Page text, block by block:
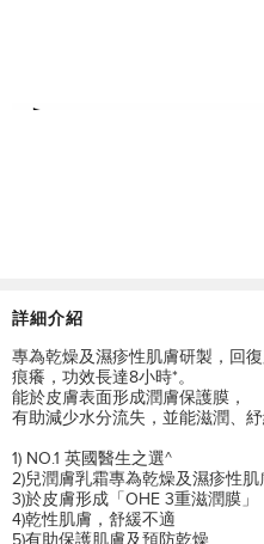
詳細介紹
專為乾燥及濕疹性肌膚研製，回
痕癢，功效長達8小時*。
能於皮膚表面形成潤膚保護膜，
有助減少水分流失，並能滋潤、
1) NO.1 英國醫生之選^
2)兒潤膚乳霜專為乾燥及濕疹性肌
3)於皮膚形成「OHE 3重滋潤膜
4)乾性肌膚，舒緩不適
5)有助保護肌膚及預防乾燥